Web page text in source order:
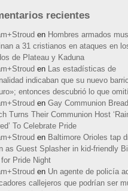
recientes
en Hombres armados
a 31 cristianos en ataques en
de Plateau y Kaduna
en Las estadísticas de
indicaban que su nuevo
entonces descubrió lo que
en Gay Communion
Turns Their Communion Host
To Celebrate Pride
en Baltimore Orioles tap
as Guest Splasher in kid-friendly
Pride Night
en Un agente de policía
callejeros que podrían ser